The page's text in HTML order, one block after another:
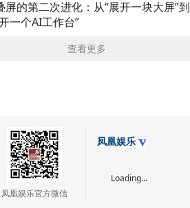
屏的第二次进化：从“展开一块大屏”到
一个AI工作台”
查看更多
凤凰娱乐官方微信
凤凰娱乐
Loading...